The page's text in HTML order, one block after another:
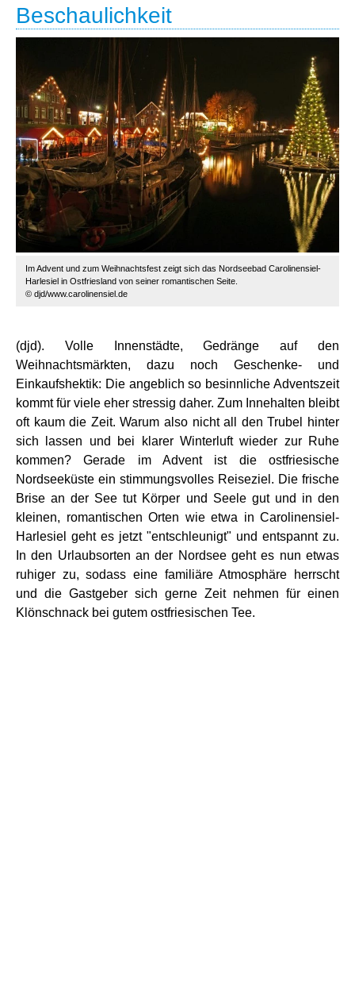
Beschaulichkeit
Im Advent und zum Weihnachtsfest zeigt sich das Nordseebad Carolinensiel-
Harlesiel in Ostfriesland von seiner romantischen Seite.
© djd/www.carolinensiel.de
(djd). Volle Innenstädte, Gedränge auf den
Weihnachtsmärkten, dazu noch Geschenke- und
Einkaufshektik: Die angeblich so besinnliche Adventszeit
kommt für viele eher stressig daher. Zum Innehalten bleibt
oft kaum die Zeit. Warum also nicht all den Trubel hinter
sich lassen und bei klarer Winterluft wieder zur Ruhe
kommen? Gerade im Advent ist die ostfriesische
Nordseeküste ein stimmungsvolles Reiseziel. Die frische
Brise an der See tut Körper und Seele gut und in den
kleinen, romantischen Orten wie etwa in Carolinensiel-
Harlesiel geht es jetzt "entschleunigt" und entspannt zu.
In den Urlaubsorten an der Nordsee geht es nun etwas
ruhiger zu, sodass eine familiäre Atmosphäre herrscht
und die Gastgeber sich gerne Zeit nehmen für einen
Klönschnack bei gutem ostfriesischen Tee.